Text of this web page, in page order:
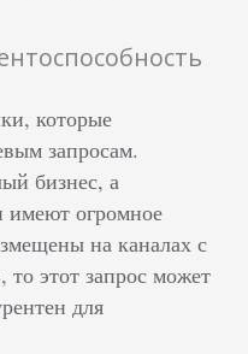
которые
запросам.
бизнес, а
имеют огромное
на каналах с
этот запрос может
для